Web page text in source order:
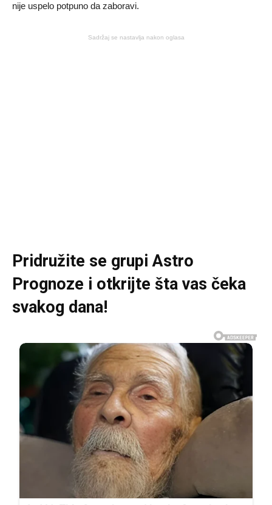
nije uspelo potpuno da zaboravi.
Sadržaj se nastavlja nakon oglasa
Pridružite se grupiAstro
Prognoze i otkrijte šta vas čeka
svakog dana!